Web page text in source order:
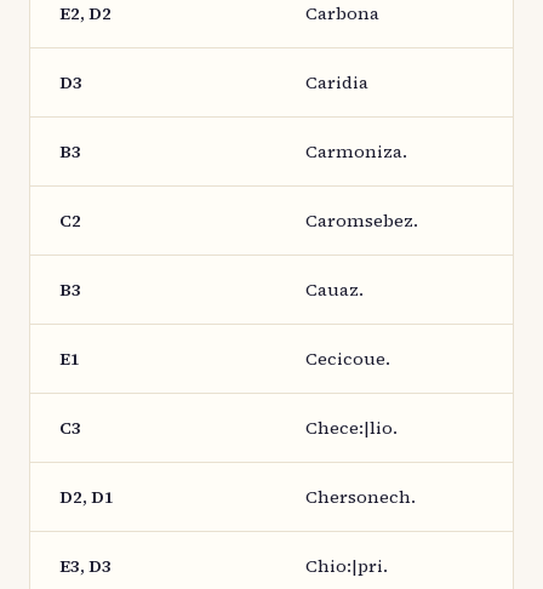
E2, D2 Carbona
D3 Caridia
B3 Carmoniza.
C2 Caromsebez.
B3 Cauaz.
E1 Cecicoue.
C3 Chece:|lio.
D2, D1 Chersonech.
E3, D3 Chio:|pri.